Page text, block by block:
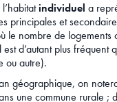
individuel a
principales et
le nombre de logements
est d’autant plus
ou autre).
géographique, on
une commune rurale ;